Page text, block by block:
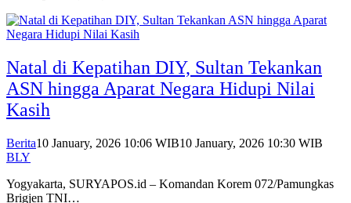
Natal di Kepatihan DIY, Sultan Tekankan
ASN hingga Aparat Negara Hidupi Nilai
Kasih
Berita10 January, 2026 10:06 WIB10 January, 2026 10:30 WIB
BLY
Yogyakarta, SURYAPOS.id – Komandan Korem 072/Pamungkas
Brigjen TNI…